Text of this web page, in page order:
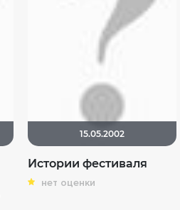
15.05.2002
Истории фестиваля
нет оценки